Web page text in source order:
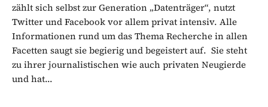
zählt sich selbst zur Generation „Datenträger“, nutzt
Twitter und Facebook vor allem privat intensiv. Alle
Informationen rund um das Thema Recherche in allen
Facetten saugt sie begierig und begeistert auf. Sie steht
zu ihrer journalistischen wie auch privaten Neugierde
und hat...